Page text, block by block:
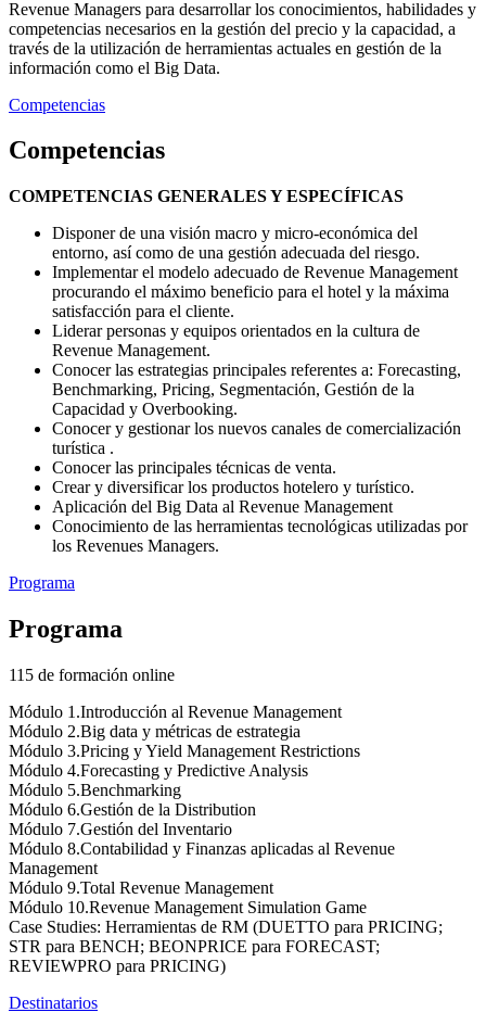
Revenue Managers para desarrollar los conocimientos, habilidades y
competencias necesarios en la gestión del precio y la capacidad, a
través de la utilización de herramientas actuales en gestión de la
información como el Big Data.
Competencias
Competencias
COMPETENCIAS GENERALES Y ESPECÍFICAS
Disponer de una visión macro y micro-económica del
entorno, así como de una gestión adecuada del riesgo.
Implementar el modelo adecuado de Revenue Management
procurando el máximo beneficio para el hotel y la máxima
satisfacción para el cliente.
Liderar personas y equipos orientados en la cultura de
Revenue Management.
Conocer las estrategias principales referentes a: Forecasting,
Benchmarking, Pricing, Segmentación, Gestión de la
Capacidad y Overbooking.
Conocer y gestionar los nuevos canales de comercialización
turística .
Conocer las principales técnicas de venta.
Crear y diversificar los productos hotelero y turístico.
Aplicación del Big Data al Revenue Management
Conocimiento de las herramientas tecnológicas utilizadas por
los Revenues Managers.
Programa
Programa
115 de formación online
Módulo 1.Introducción al Revenue Management
Módulo 2.Big data y métricas de estrategia
Módulo 3.Pricing y Yield Management Restrictions
Módulo 4.Forecasting y Predictive Analysis
Módulo 5.Benchmarking
Módulo 6.Gestión de la Distribution
Módulo 7.Gestión del Inventario
Módulo 8.Contabilidad y Finanzas aplicadas al Revenue
Management
Módulo 9.Total Revenue Management
Módulo 10.Revenue Management Simulation Game
Case Studies: Herramientas de RM (DUETTO para PRICING;
STR para BENCH; BEONPRICE para FORECAST;
REVIEWPRO para PRICING)
Destinatarios